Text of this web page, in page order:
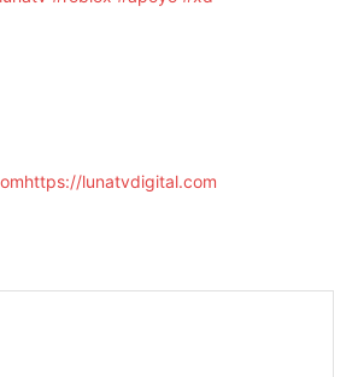
https://lunatvdigital.com